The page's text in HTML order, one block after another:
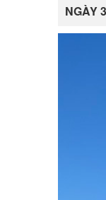
NGÀY